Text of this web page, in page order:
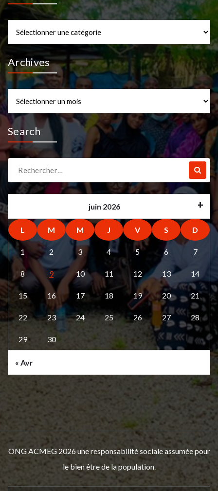
Archives
Search
pour :
juin 2026
L M M J V S D
1 2 3 4 5 6 7
8 9 10 11 12 13 14
15 16 17 18 19 20 21
22 23 24 25 26 27 28
29 30
« Avr
ONG ACMEG 2026 une responsabilité sociale assumée pour
le bien être de la population.